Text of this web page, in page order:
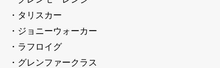
・タリスカー
・ジョニーウォーカー
・ラフロイグ
・グレンファークラス